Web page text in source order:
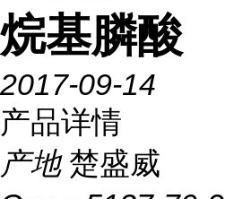
烷基膦酸
2017-09-14
产品详情
产地 楚盛威